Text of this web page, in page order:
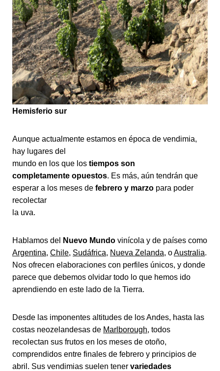
Hemisferio sur
Aunque actualmente estamos en época de vendimia,
hay lugares del
mundo en los que los tiempos son
completamente opuestos. Es más, aún tendrán que
esperar a los meses de febrero y marzo para poder
recolectar
la uva.
Hablamos del Nuevo Mundo vinícola y de países como
Argentina, Chile, Sudáfrica, Nueva Zelanda, oAustralia.
Nos ofrecen elaboraciones con perfiles únicos, y donde
parece que debemos olvidar todo lo que hemos ido
aprendiendo en este lado de la Tierra.
Desde las imponentes altitudes de los Andes, hasta las
costas neozelandesas de Marlborough, todos
recolectan sus frutos en los meses de otoño,
comprendidos entre finales de febrero y principios de
abril. Sus vendimias suelen tener variedades